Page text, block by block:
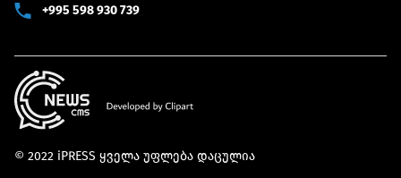
+995 598 930 739
© 2022 iPRESS ყველა უფლება დაცულია